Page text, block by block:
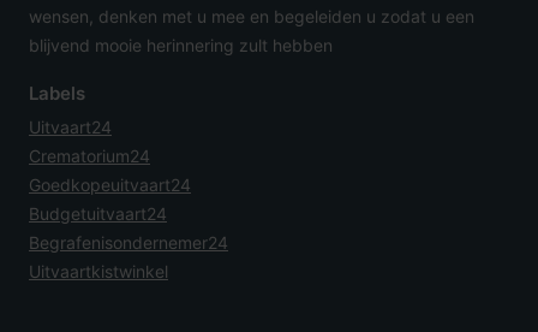
wensen, denken met u mee en begeleiden u zodat u een
blijvend mooie herinnering zult hebben
Labels
Uitvaart24
Crematorium24
Goedkopeuitvaart24
Budgetuitvaart24
Begrafenisondernemer24
Uitvaartkistwinkel